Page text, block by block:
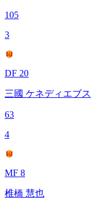
105
3
DF 20
三國 ケネディエブス
63
4
MF 8
椎橋 慧也